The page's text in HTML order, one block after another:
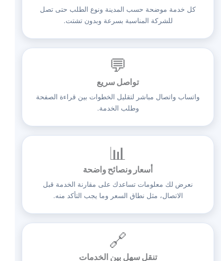
كل خدمة موضحة حسب المدينة ونوع الطلب حتى تصل
للشركة المناسبة بسرعة وبدون تشتت.
💬
تواصل سريع
واتساب واتصال مباشر لتقليل الخطوات بين قراءة الصفحة
وطلب الخدمة.
📊
أسعار ونصائح واضحة
نعرض لك معلومات تساعدك على مقارنة الخدمة قبل
الاتصال، مثل نطاق السعر وما يجب التأكد منه.
🔗
تنقل سهل بين الخدمات